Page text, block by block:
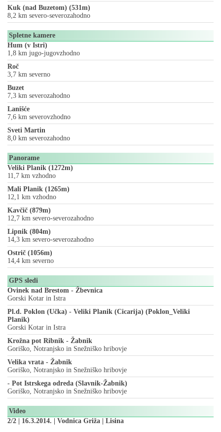
Kuk (nad Buzetom) (531m)
8,2 km severo-severozahodno
Spletne kamere
Hum (v Istri)
1,8 km jugo-jugovzhodno
Roč
3,7 km severno
Buzet
7,3 km severozahodno
Lanišće
7,6 km severovzhodno
Sveti Martin
8,0 km severozahodno
Panorame
Veliki Planik (1272m)
11,7 km vzhodno
Mali Planik (1265m)
12,1 km vzhodno
Kavčič (879m)
12,7 km severo-severozahodno
Lipnik (804m)
14,3 km severo-severozahodno
Ostrič (1056m)
14,4 km severno
GPS sledi
Ovinek nad Brestom - Žbevnica
Gorski Kotar in Istra
Pl.d. Poklon (Učka) - Veliki Planik (Cicarija) (Poklon_Veliki
Planik)
Gorski Kotar in Istra
Krožna pot Ribnik - Žabnik
Goriško, Notranjsko in Snežniško hribovje
Velika vrata - Žabnik
Goriško, Notranjsko in Snežniško hribovje
- Pot Istrskega odreda (Slavnik-Žabnik)
Goriško, Notranjsko in Snežniško hribovje
Video
2/2 | 16.3.2014. | Vodnica Griža | Lisina